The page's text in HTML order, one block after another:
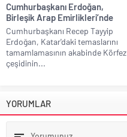
Cumhurbaşkanı Erdoğan,
Birleşik Arap Emirlikleri’nde
Cumhurbaşkanı Recep Tayyip
Erdoğan, Katar'daki temaslarını
tamamlamasının akabinde Körfez
çeşidinin...
YORUMLAR